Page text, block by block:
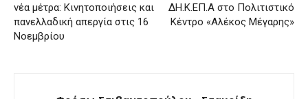
νέα μέτρα: Κινητοποιήσεις και
πανελλαδική απεργία στις 16
Νοεμβρίου
ΔΗ.Κ.ΕΠ.Α στο Πολιτιστικό
Κέντρο «Αλέκος Μέγαρης»